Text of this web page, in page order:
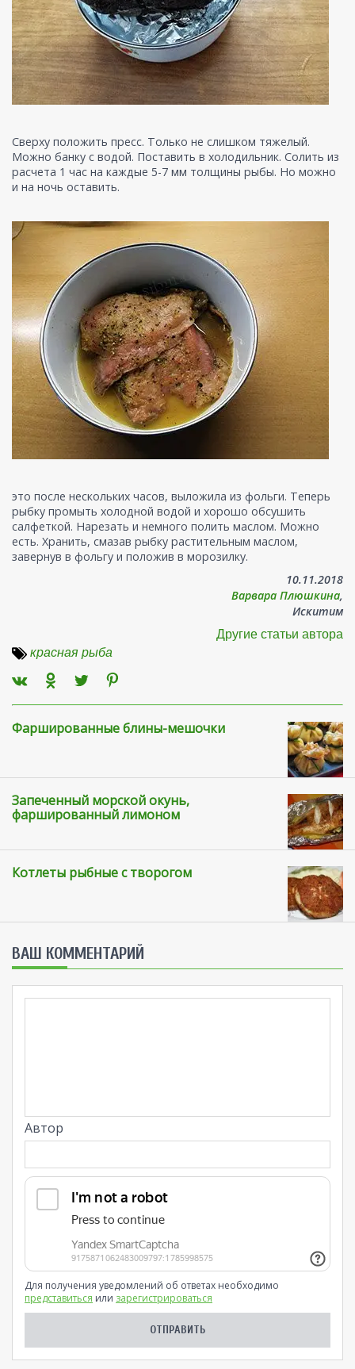
Сверху положить пресс. Только не слишком тяжелый.
Можно банку с водой. Поставить в холодильник. Солить из
расчета 1 час на каждые 5-7 мм толщины рыбы. Но можно
и на ночь оставить.
это после нескольких часов, выложила из фольги. Теперь
рыбку промыть холодной водой и хорошо обсушить
салфеткой. Нарезать и немного полить маслом. Можно
есть. Хранить, смазав рыбку растительным маслом,
завернув в фольгу и положив в морозилку.
10.11.2018
Варвара Плюшкина,
Искитим
Другие статьи автора
красная рыба
Фаршированные блины-мешочки
Запеченный морской окунь,
фаршированный лимоном
Котлеты рыбные с творогом
ВАШ КОММЕНТАРИЙ
Автор
Для получения уведомлений об ответах необходимо
представиться или зарегистрироваться